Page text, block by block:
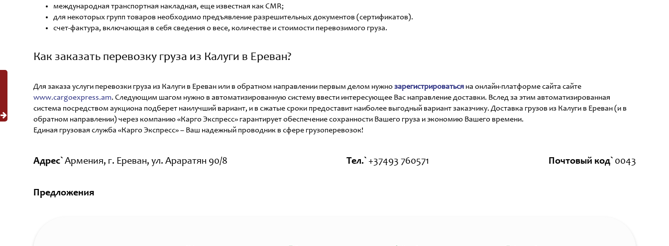
международная транспортная накладная, еще известная как CMR;
для некоторых групп товаров необходимо предъявление разрешительных документов (сертификатов).
счет-фактура, включающая в себя сведения о весе, количестве и стоимости перевозимого груза.
Как заказать перевозку груза из Калуги в Ереван?
Для заказа услуги перевозки груза из Калуги в Ереван или в обратном направлении первым делом нужнозарегистрироватьсяна онлайн-платформе сайта сайте
www.cargoexpress.am. Следующим шагом нужно в автоматизированную систему ввести интересующее Вас направление доставки. Вслед за этим автоматизированная
система посредством аукциона подберет наилучший вариант, и в сжатые сроки предоставит наиболее выгодный вариант заказчику. Доставка грузов из Калуги в Ереван (и в
обратном направлении) через компанию «Карго Экспресс» гарантирует обеспечение сохранности Вашего груза и экономию Вашего времени.
Единая грузовая служба «Карго Экспресс» – Ваш надежный проводник в сфере грузоперевозок!
Адрес` Армения, г. Ереван, ул. Араратян 90/8 Тел.` +37493 760571 Почтовый код` 0043
Предложения